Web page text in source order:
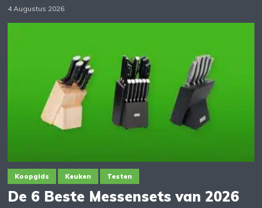
4 Augustus 2026
Koopgids Keuken Testen
De 6 Beste Messensets van 2026